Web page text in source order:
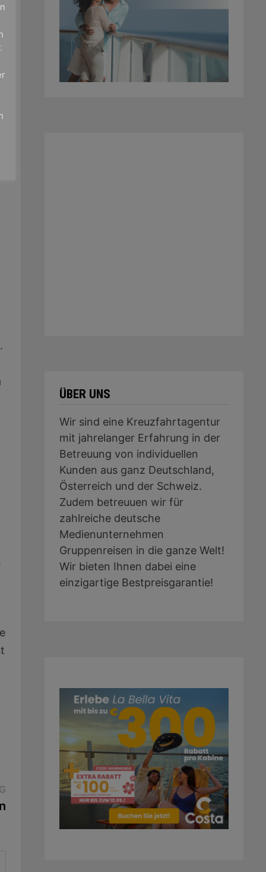
Nächster
Beitrag:
ÜBER UNS
Wir sind eine Kreuzfahrtagentur
mit jahrelanger Erfahrung in der
Betreuung von individuellen
Kunden aus ganz Deutschland,
Österreich und der Schweiz.
Zudem betreuuen wir für
zahlreiche deutsche
Medienunternehmen
Gruppenreisen in die ganze Welt!
Wir bieten Ihnen dabei eine
einzigartige Bestpreisgarantie!